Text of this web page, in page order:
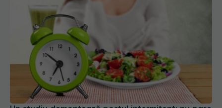
Un studiu demontează postul intermitent: nu pare
să aibă efect pentru cine vrea să piardă din
greutate